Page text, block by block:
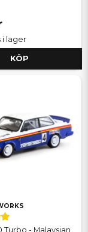
i lager
KÖP
Turbo - Malaysian